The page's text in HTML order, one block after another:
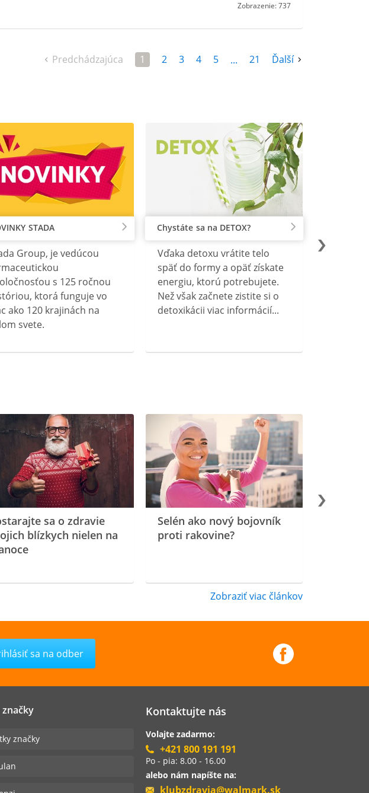
Zobrazenie: 737
Predchádzajúca 1 2 3 4 5 ... 21 Ďalší
STADA
Group, je vedúcou
s 125 ročnou
ktorá funguje vo
ako 120 krajinách na
svete.
Chystáte sa na DETOX?
Vďaka detoxu vrátite telo
späť do formy a opäť získate
energiu, ktorú potrebujete.
Než však začnete zistite si o
detoxikácii viac informácií...
sa o zdravie
blízkych nielen na
Selén ako nový bojovník
proti rakovine?
Zobraziť viac článkov
značky
značky
Kontaktujte nás
Volajte zadarmo:
+421 800 191 191
Po - pia: 8.00 - 16.00
alebo nám napíšte na:
klubzdravia@walmark.sk